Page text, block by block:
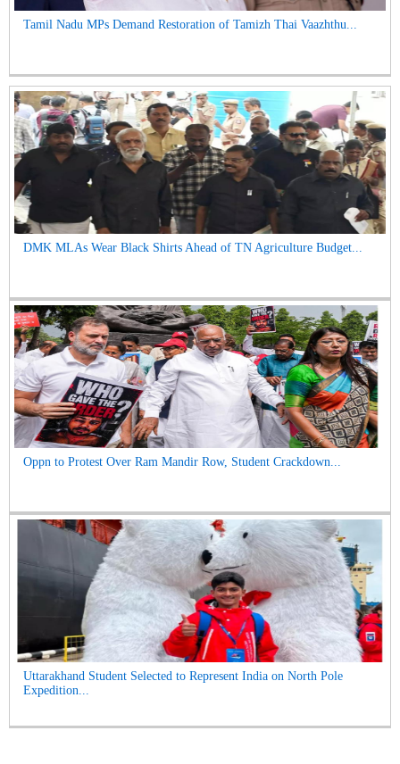
Tamil Nadu MPs Demand Restoration of Tamizh Thai Vaazhthu...
DMK MLAs Wear Black Shirts Ahead of TN Agriculture Budget...
Oppn to Protest Over Ram Mandir Row, Student Crackdown...
Uttarakhand Student Selected to Represent India on North Pole
Expedition...